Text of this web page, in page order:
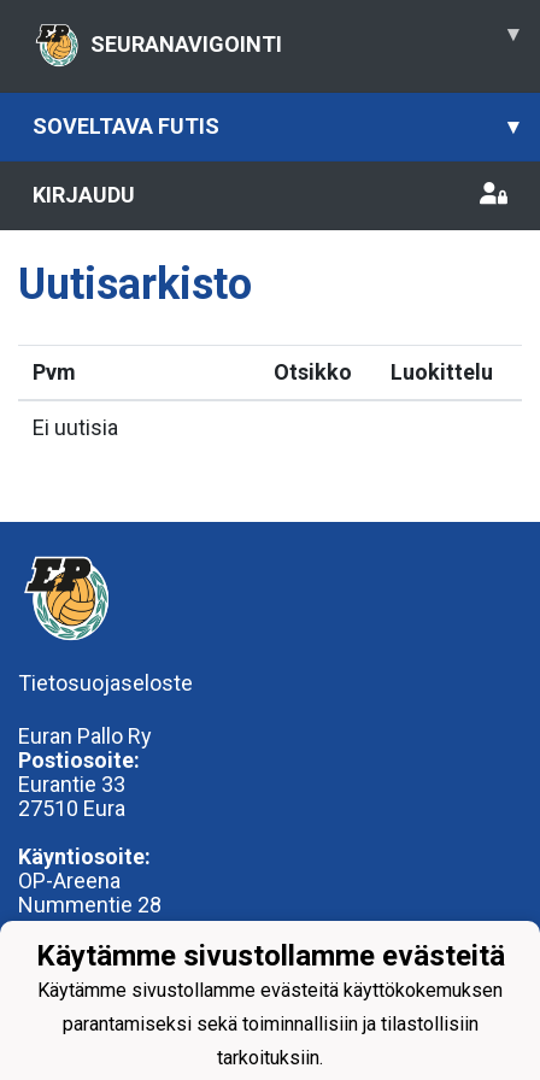
SEURANAVIGOINTI ▾
SOVELTAVA FUTIS ▾
KIRJAUDU
Uutisarkisto
Pvm Otsikko Luokittelu
Ei uutisia
Tietosuojaseloste
Euran Pallo Ry
Postiosoite:
Eurantie 33
27510 Eura
Käyntiosoite:
OP-Areena
Nummentie 28
27500 Kauttua
toimisto@euranpallo.fi
Käytämme sivustollamme evästeitä
Käytämme sivustollamme evästeitä käyttökokemuksen
parantamiseksi sekä toiminnallisiin ja tilastollisiin
tarkoituksiin.